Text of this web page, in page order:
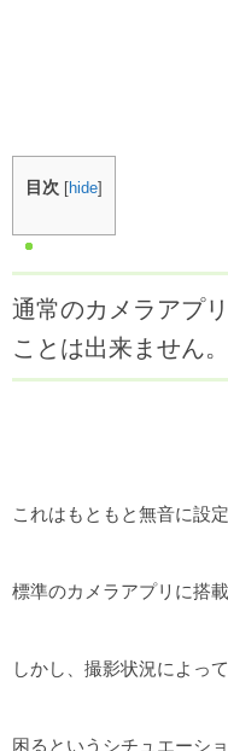
目次 [hide]
通常のカメラアプ
ことは出来ません。
これはもともと無音に設
標準のカメラアプリに搭
しかし、撮影状況によっ
困るというシチュエーシ